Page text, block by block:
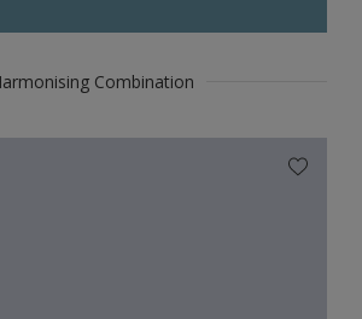
Combination